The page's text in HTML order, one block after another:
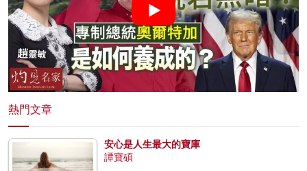
熱門文章
安心是人生最大的寶庫
譚寶碩